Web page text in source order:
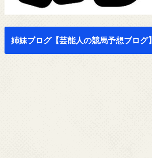
姉妹ブログ【芸能人の競馬予想ブログ】